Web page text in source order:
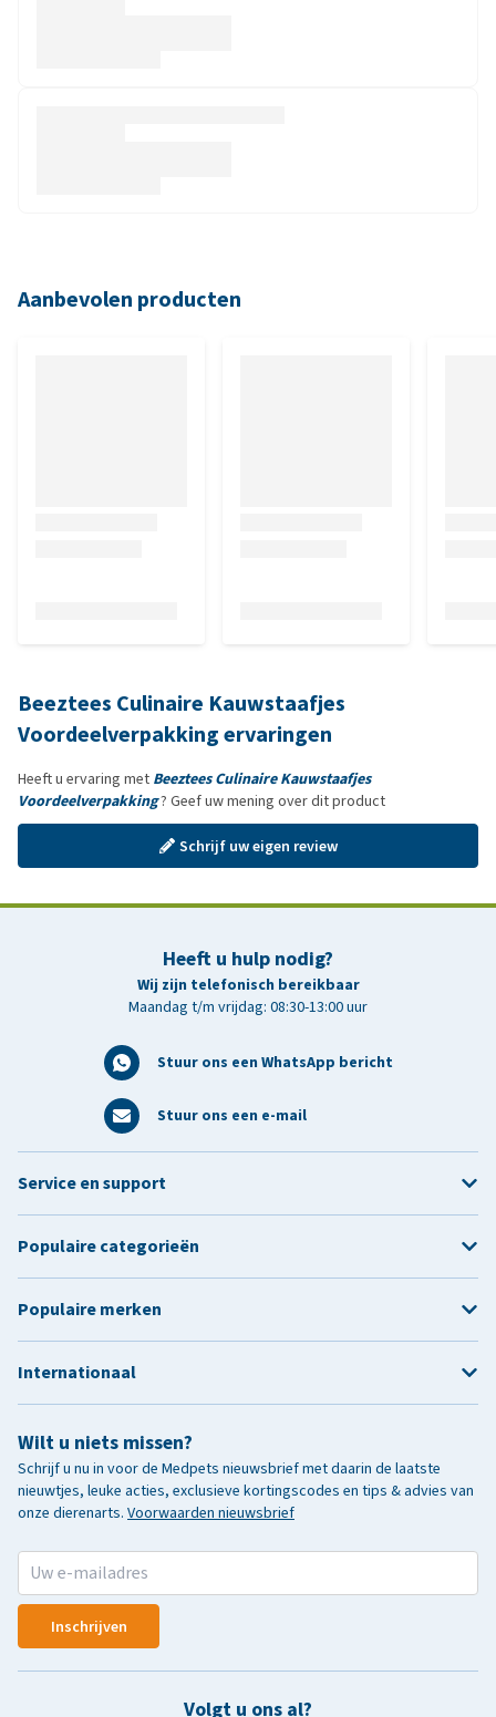
Aanbevolen producten
Beeztees Culinaire Kauwstaafjes
Voordeelverpakking ervaringen
Heeft u ervaring met Beeztees Culinaire Kauwstaafjes
Voordeelverpakking? Geef uw mening over dit product
Schrijf uw eigen review
Heeft u hulp nodig?
Wij zijn telefonisch bereikbaar
Maandag t/m vrijdag: 08:30-13:00 uur
Stuur ons een WhatsApp bericht
Stuur ons een e-mail
Wilt u niets missen?
Schrijf u nu in voor de Medpets nieuwsbrief met daarin de laatste
nieuwtjes, leuke acties, exclusieve kortingscodes en tips & advies van
onze dierenarts. Voorwaarden nieuwsbrief
Inschrijven
Volgt u ons al?
Service en support
Populaire categorieën
Populaire merken
Internationaal